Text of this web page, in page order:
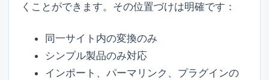
くことができます。その位置づけは明確です：
同一サイト内の変換のみ
シンプル製品のみ対応
インポート、パーマリンク、プラグインの